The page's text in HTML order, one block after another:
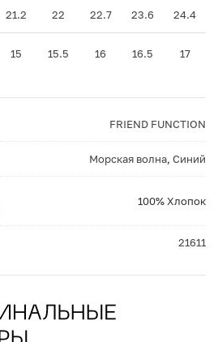
21.2 22 22.7 23.6 24.4
15 15.5 16 16.5 17
FRIEND FUNCTION
Морская волна, Синий
100% Хлопок
21611